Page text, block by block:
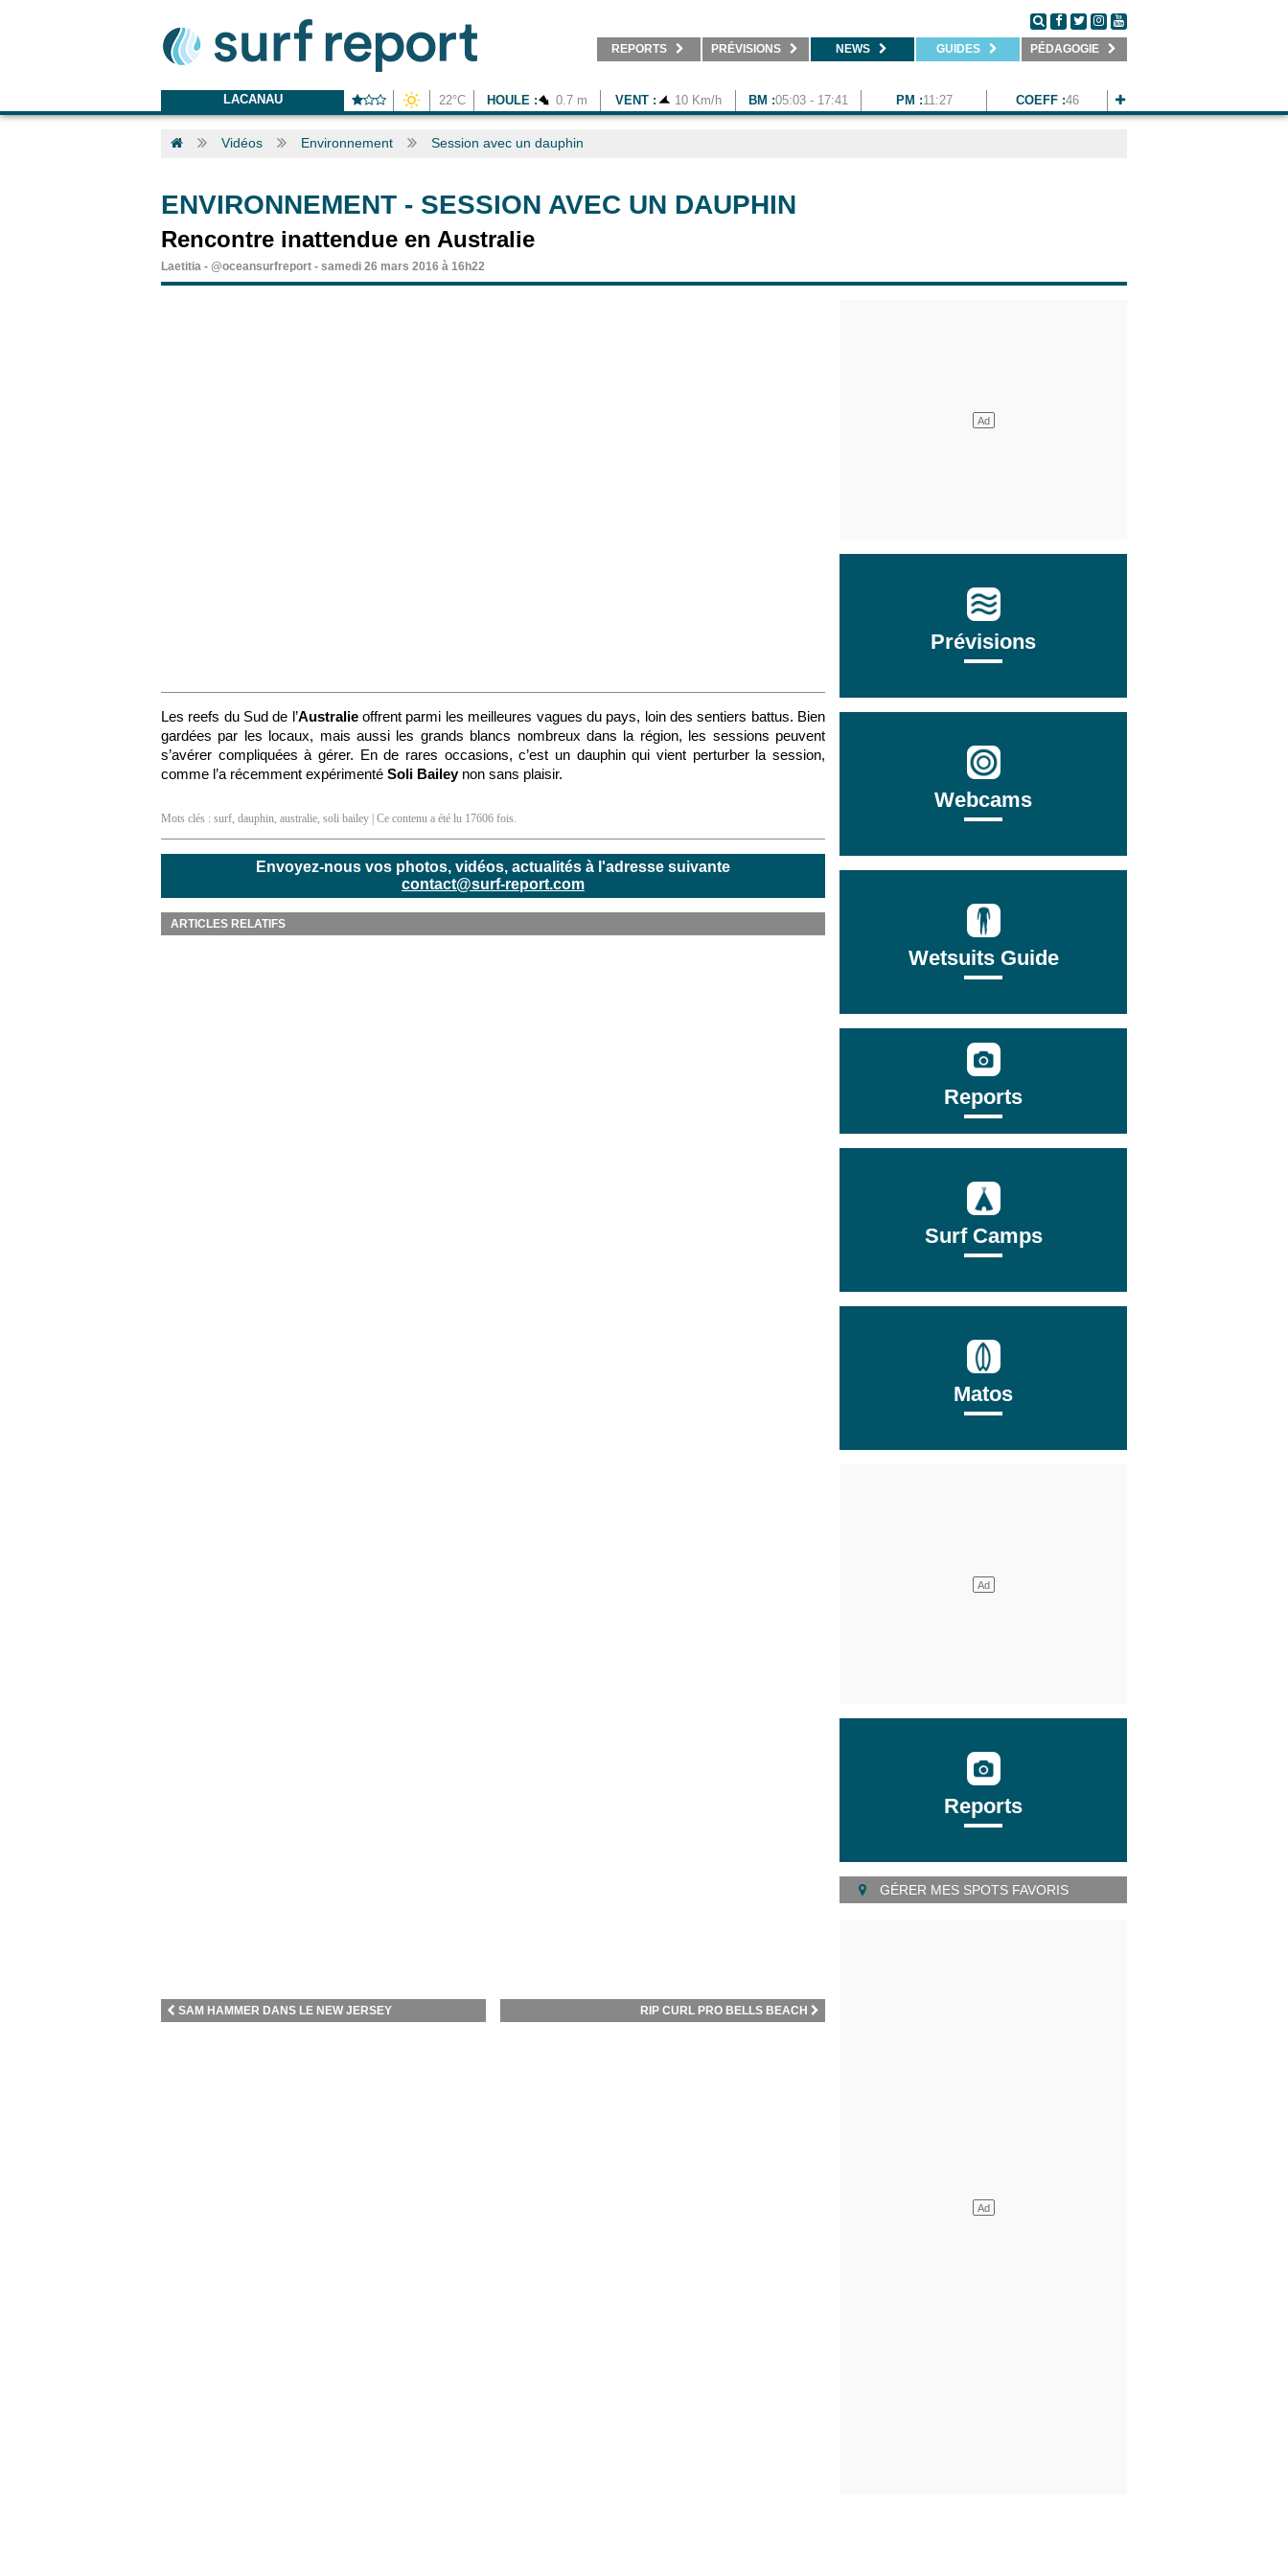
REPORTS PRÉVISIONS NEWS GUIDES PÉDAGOGIE
LACANAU 22°C HOULE : 0.7 m VENT : 10 Km/h BM :05:03 - 17:41 PM :11:27 COEFF :46
Vidéos Environnement Session avec un dauphin
ENVIRONNEMENT - SESSION AVEC UN DAUPHIN
Rencontre inattendue en Australie
Laetitia - @oceansurfreport - samedi 26 mars 2016 à 16h22
Les reefs du Sud de l’Australieoffrent parmi les meilleures vagues du pays, loin des sentiers battus. Bien
gardées par les locaux, mais aussi les grands blancs nombreux dans la région, les sessions peuvent
s’avérer compliquées à gérer. En de rares occasions, c’est un dauphin qui vient perturber la session,
comme l’a récemment expérimenté Soli Baileynon sans plaisir.
Mots clés : surf, dauphin, australie, soli bailey | Ce contenu a été lu 17606 fois.
Envoyez-nous vos photos, vidéos, actualités à l'adresse suivante
contact@surf-report.com
ARTICLES RELATIFS
RIP CURL PRO BELLS BEACH
SAM HAMMER DANS LE NEW JERSEY
Prévisions
Webcams
Wetsuits Guide
Reports
Surf Camps
Matos
Reports
GÉRER MES SPOTS FAVORIS